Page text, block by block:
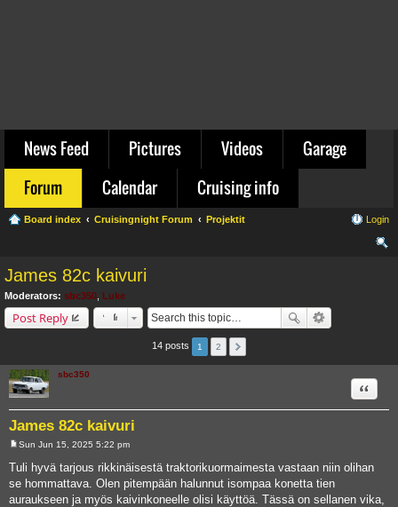
News Feed Pictures Videos
Garage
Forum
Calendar Cruising info
Board index Cruisingnight Forum Projektit Login
James 82c kaivuri
Moderators: sbc350 Luke
Post Reply
14 posts 1 2
sbc350
James 82c kaivuri
Quote
o
s
t
Sun Jun 15, 2025 5:22 pm
Tuli hyvä tarjous rikkinäisestä traktorikuormaimesta vastaan niin olihan
se hommattava. Olen pitempään halunnut isompaa konetta tien
auraukseen ja myös kaivinkoneelle olisi käyttöä. Tässä on sellanen vika,